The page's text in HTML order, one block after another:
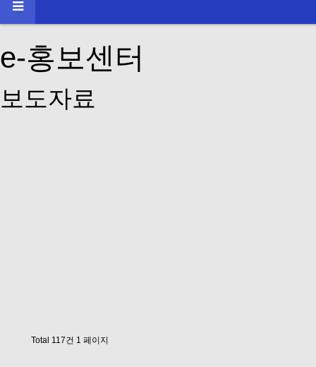
e-홍보센터
보도자료
Total 117건 1 페이지